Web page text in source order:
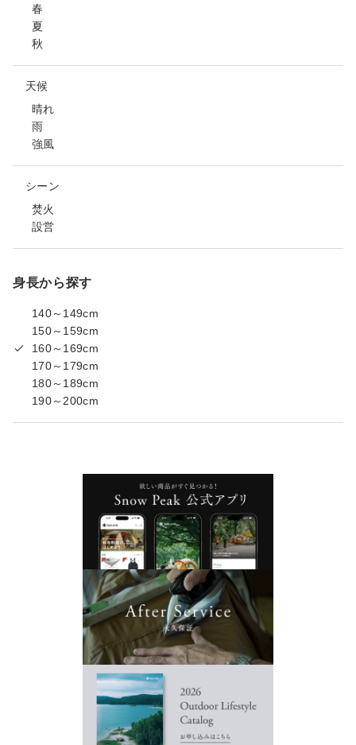
春
夏
秋
天候
晴れ
雨
強風
シーン
焚火
設営
身長から探す
140～149cm
150～159cm
160～169cm
170～179cm
180～189cm
190～200cm